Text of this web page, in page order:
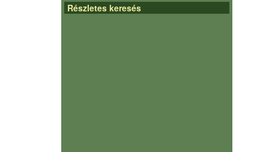
Részletes keresés